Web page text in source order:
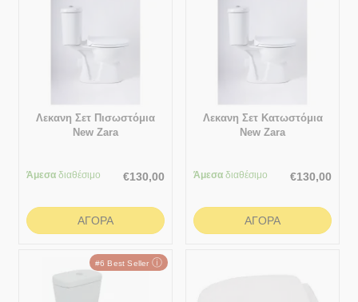
Λεκανη Σετ Πισωστόμια
New Zara
Άμεσα διαθέσιμο €130,00
ΑΓΟΡΆ
Λεκανη Σετ Κατωστόμια
New Zara
Άμεσα διαθέσιμο €130,00
ΑΓΟΡΆ
#6 Best Seller ⓘ